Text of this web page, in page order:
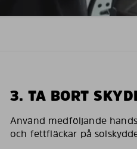
3. TA BORT
Använd medföljande
och fettfläckar på